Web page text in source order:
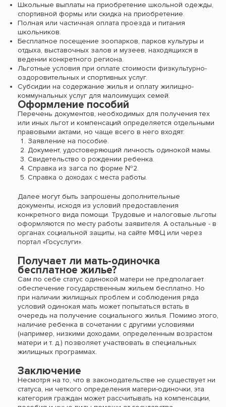
Школьные выплаты на приобретение школьной одежды,
спортивной формы или скидка на приобретение.
Полная или частичная оплата проезда и питания
школьников.
Бесплатное посещение зоопарков, парков культуры и
отдыха, выставочных залов и музеев, находящихся в
ведении конкретного региона.
Льготные условия при оплате стоимости физкультурно-
оздоровительных и спортивных услуг.
Субсидии на содержание жилья и оплату жилищно-
коммунальных услуг для малоимущих семей.
Оформление пособий
Перечень документов, необходимых для получения тех
или иных льгот и компенсаций определяется отдельными
правовыми актами, но чаще всего в него входят:
Заявление на пособие.
Документ, удостоверяющий личность одинокой мамы.
Свидетельство о рождении ребенка.
Справка из загса по форме №2.
Справка о доходах с места работы.
Далее могут быть запрошены дополнительные
документы, исходя из условий предоставления
конкретного вида помощи. Трудовые и налоговые льготы
оформляются по месту работы заявителя. А остальные - в
органах социальной защиты, на сайте МФЦ или через
портал «Госуслуги».
Получает ли мать-одиночка
бесплатное жилье?
Сам по себе статус одинокой матери не предполагает
обеспечение государственным жильем бесплатно. Но
при наличии жилищных проблем и соблюдения ряда
условий одинокая мать может попытаться встать в
очередь на получение социального жилья. Помимо этого,
наличие ребенка в сочетании с другими условиями
(например, низкими доходами, определенным возрастом
матери и т. д.) позволяет участвовать в специальных
жилищных программах.
Заключение
Несмотря на то, что в законодательстве не существует ни
статуса, ни четкого определения матери-одиночки, эта
категория граждан может рассчитывать на компенсации,